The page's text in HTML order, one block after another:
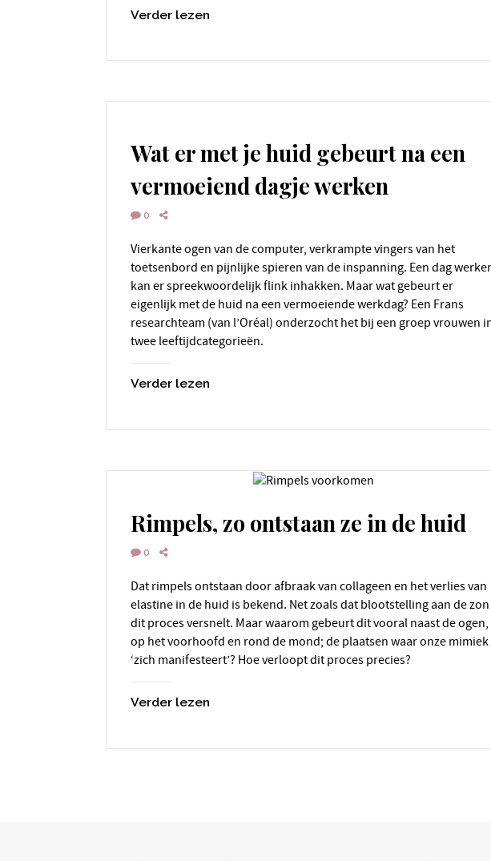
Verder lezen
Wat er met je huid gebeurt na een
vermoeiend dagje werken
0
Vierkante ogen van de computer, verkrampte vingers van het
toetsenbord en pijnlijke spieren van de inspanning. Een dag
kan er spreekwoordelijk flink inhakken. Maar wat gebeurt er
eigenlijk met de huid na een vermoeiende werkdag? Een Frans
researchteam (van l’Oréal) onderzocht het bij een groep vrouwen
twee leeftijdcategorieën.
Verder lezen
Rimpels, zo ontstaan ze in de huid
0
Dat rimpels ontstaan door afbraak van collageen en het verlies van
elastine in de huid is bekend. Net zoals dat blootstelling aan de zon
dit proces versnelt. Maar waarom gebeurt dit vooral naast de ogen,
op het voorhoofd en rond de mond; de plaatsen waar onze mimiek
‘zich manifesteert’? Hoe verloopt dit proces precies?
Verder lezen